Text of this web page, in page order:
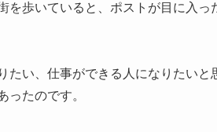
を歩いていると、ポストが目に入っ
たい、仕事ができる人になりたい
ったのです。